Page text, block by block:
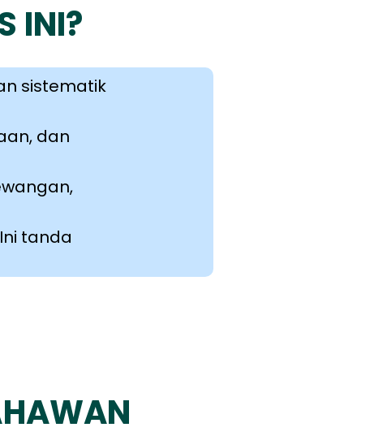
INI?
sistematik
dan
tanda